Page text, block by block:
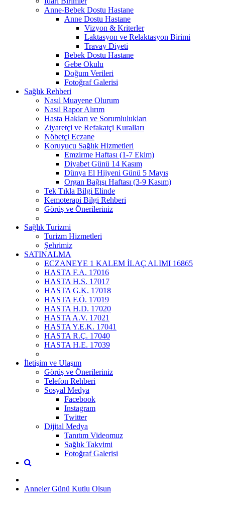
Anne-Bebek Dostu Hastane
Anne Dostu Hastane
Vizyon & Kriterler
Laktasyon ve Relaktasyon Birimi
Travay Diyeti
Bebek Dostu Hastane
Gebe Okulu
Doğum Verileri
Fotoğraf Galerisi
Sağlık Rehberi
Nasıl Muayene Olurum
Nasıl Rapor Alırım
Hasta Hakları ve Sorumlulukları
Ziyaretçi ve Refakatçi Kuralları
Nöbetçi Eczane
Koruyucu Sağlık Hizmetleri
Emzirme Haftası (1-7 Ekim)
Diyabet Günü 14 Kasım
Dünya El Hijyeni Günü 5 Mayıs
Organ Bağışı Haftası (3-9 Kasım)
Tek Tıkla Bilgi Elinde
Kemoterapi Bilgi Rehberi
Görüş ve Önerileriniz
Sağlık Turizmi
Turizm Hizmetleri
Şehrimiz
SATINALMA
ECZANEYE 1 KALEM İLAÇ ALIMI 16865
HASTA F.A. 17016
HASTA H.S. 17017
HASTA G.K. 17018
HASTA F.Ö. 17019
HASTA H.D. 17020
HASTA A.V. 17021
HASTA Y.E.K. 17041
HASTA R.Ç. 17040
HASTA H.E. 17039
İletişim ve Ulaşım
Görüş ve Önerileriniz
Telefon Rehberi
Sosyal Medya
Facebook
Instagram
Twitter
Dijital Medya
Tanıtım Videomuz
Sağlık Takvimi
Fotoğraf Galerisi
Anneler Günü Kutlu Olsun